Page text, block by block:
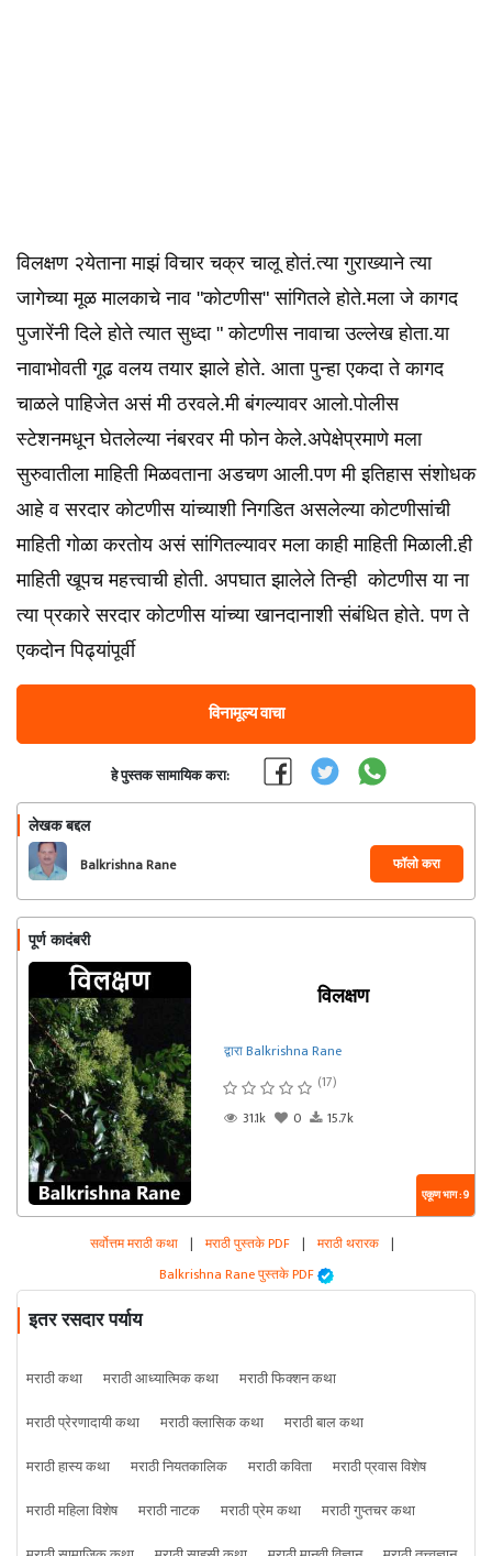
विलक्षण २येताना माझं विचार चक्र चालू होतं.त्या गुराख्याने त्या
जागेच्या मूळ मालकाचे नाव "कोटणीस" सांगितले होते.मला जे कागद
पुजारेंनी दिले होते त्यात सुध्दा " कोटणीस नावाचा उल्लेख होता.या
नावाभोवती गूढ वलय तयार झाले होते. आता पुन्हा एकदा ते कागद
चाळले पाहिजेत असं मी ठरवले.मी बंगल्यावर आलो.पोलीस
स्टेशनमधून घेतलेल्या नंबरवर मी फोन केले.अपेक्षेप्रमाणे मला
सुरुवातीला माहिती मिळवताना अडचण आली.पण मी इतिहास संशोधक
आहे व सरदार कोटणीस यांच्याशी निगडित असलेल्या कोटणीसांची
माहिती गोळा करतोय असं सांगितल्यावर मला काही माहिती मिळाली.ही
माहिती खूपच महत्त्वाची होती. अपघात झालेले तिन्ही कोटणीस या ना
त्या प्रकारे सरदार कोटणीस यांच्या खानदानाशी संबंधित होते. पण ते
एकदोन पिढ्यांपूर्वी
विनामूल्य वाचा
हे पुस्तक सामायिक करा:
लेखक बद्दल
Balkrishna Rane फॉलो करा
पूर्ण कादंबरी
विलक्षण
द्वारा Balkrishna Rane
(17)
31.1k
0 15.7k
एकूण भाग : 9
सर्वोत्तम मराठी कथा | मराठी पुस्तके PDF | मराठी थरारक |
Balkrishna Rane पुस्तके PDF
इतर रसदार पर्याय
मराठी कथा मराठी आध्यात्मिक कथा
मराठी फिक्शन कथा
मराठी प्रेरणादायी कथा
मराठी क्लासिक कथा
मराठी बाल कथा
मराठी हास्य कथा
मराठी नियतकालिक मराठी कविता
मराठी प्रवास विशेष
मराठी महिला विशेष
मराठी नाटक मराठी प्रेम कथा
मराठी गुप्तचर कथा